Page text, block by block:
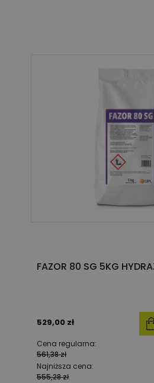
FAZOR 80 SG 5KG
529,00 zł
Cena regularna:
561,38 zł
Najniższa cena:
555,28 zł